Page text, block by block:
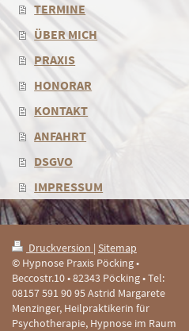
TERMINE
ÜBER MICH
PRAXIS
HONORAR
KONTAKT
ANFAHRT
DSGVO
IMPRESSUM
Druckversion | Sitemap
© Hypnose Praxis Pöcking •
Beccostr.10 • 82343 Pöcking • Tel:
08157 591 90 95 Astrid Margarete
Menzinger, Heilpraktikerin für
Psychotherapie, Hypnose im Raum